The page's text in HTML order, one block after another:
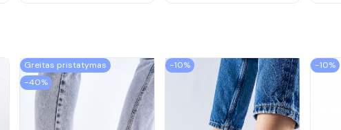
Greitas pristatymas
−40%
−10% −10%